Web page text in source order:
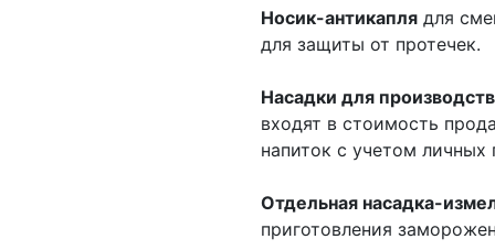
Носик-антикапля для
для защиты от протечек.
Насадки для
входят в стоимость
напиток с учетом личных
Отдельная насадка-
приготовления